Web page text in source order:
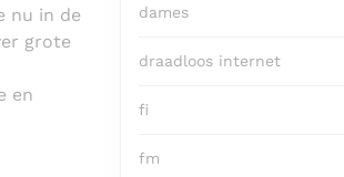
nu in de
grote
en
dames
draadloos internet
fi
fm